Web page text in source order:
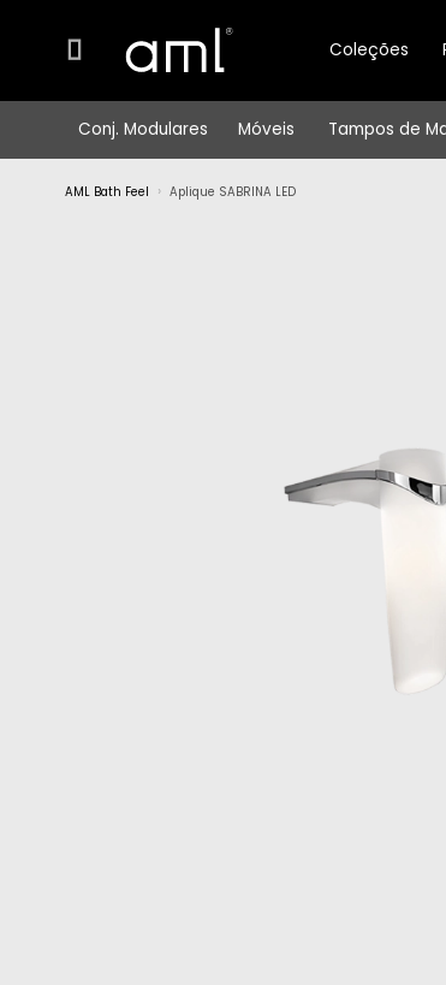
Coleções
Conj. Modulares Móveis Tampos de
AML Bath Feel Aplique SABRINA LED